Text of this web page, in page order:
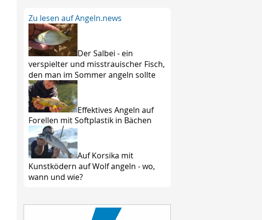
Zu lesen auf Angeln.news
Der Salbei - ein
verspielter und misstrauischer Fisch,
den man im Sommer angeln sollte
Effektives Angeln auf
Forellen mit Softplastik in Bächen
Auf Korsika mit
Kunstködern auf Wolf angeln - wo,
wann und wie?